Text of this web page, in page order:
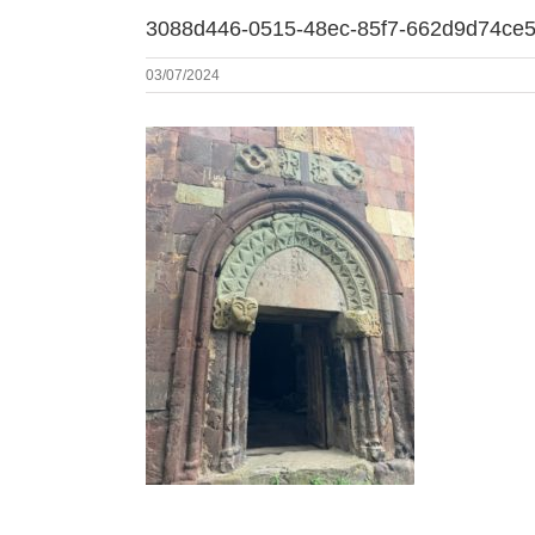
3088d446-0515-48ec-85f7-
03/07/2024